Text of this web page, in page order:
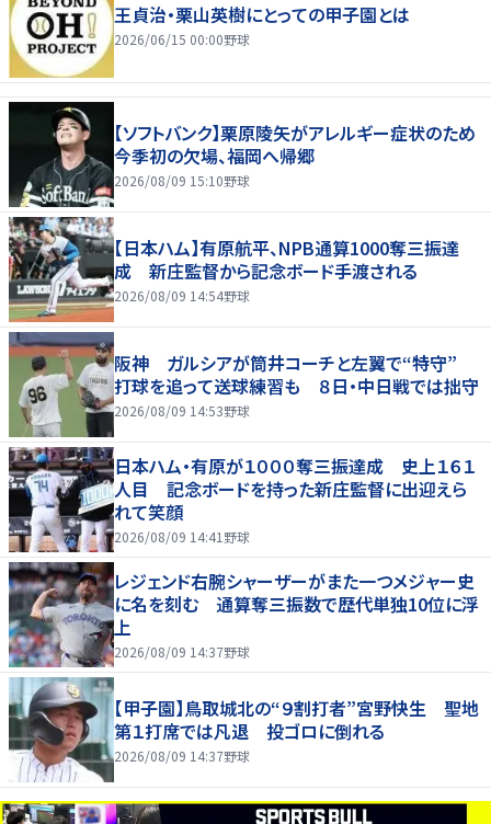
王貞治・栗山英樹にとっての甲子園とは
2026/06/15 00:00野球
【ソフトバンク】栗原陵矢がアレルギー症状のため
今季初の欠場、福岡へ帰郷
2026/08/09 15:10野球
【日本ハム】有原航平、NPB通算1000奪三振達
成 新庄監督から記念ボード手渡される
2026/08/09 14:54野球
阪神 ガルシアが筒井コーチと左翼で“特守”
打球を追って送球練習も ８日・中日戦では拙守
2026/08/09 14:53野球
日本ハム・有原が１０００奪三振達成 史上１６１
人目 記念ボードを持った新庄監督に出迎えら
れて笑顔
2026/08/09 14:41 野球
レジェンド右腕シャーザーがまた一つメジャー史
に名を刻む 通算奪三振数で歴代単独10位に浮
上
2026/08/09 14:37野球
【甲子園】鳥取城北の“９割打者”宮野快生 聖地
第１打席では凡退 投ゴロに倒れる
2026/08/09 14:37野球